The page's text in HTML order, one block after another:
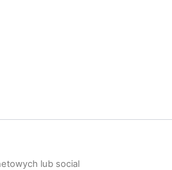
lub social